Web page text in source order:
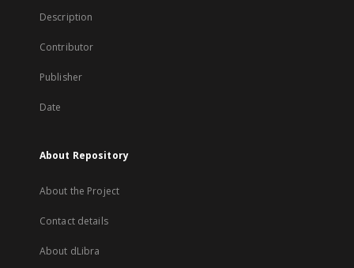
Description
Contributor
Publisher
Date
About Repository
About the Project
Contact details
About dLibra